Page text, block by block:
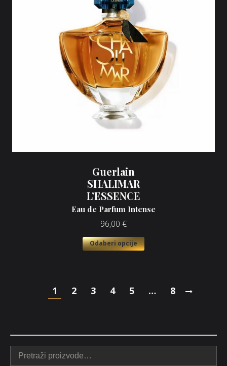
Guerlain
SHALIMAR
L’ESSENCE
Eau de Parfum Intense
96,00 €
Odaberi opcije
1 2 3 4 5 … 8